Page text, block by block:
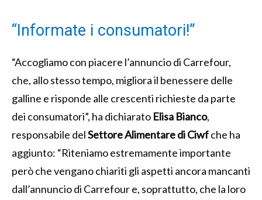
“Informate i consumatori!”
“Accogliamo con piacere l’annuncio di Carrefour,
che, allo stesso tempo, migliora il benessere delle
galline e risponde alle crescenti richieste da parte
dei consumatori”, ha dichiarato Elisa Bianco,
responsabile delSettore Alimentare di Ciwfche ha
aggiunto: “Riteniamo estremamente importante
però che vengano chiariti gli aspetti ancora mancanti
dall’annuncio di Carrefour e, soprattutto, che la loro